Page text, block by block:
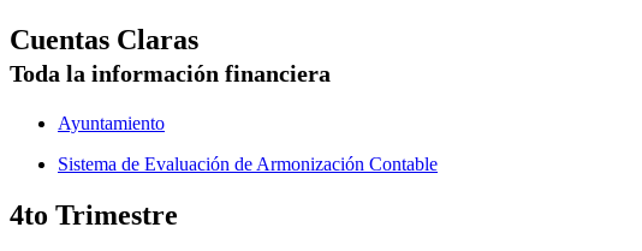
Cuentas Claras
Toda la información financiera
Ayuntamiento
Sistema de Evaluación de Armonización Contable
4to Trimestre